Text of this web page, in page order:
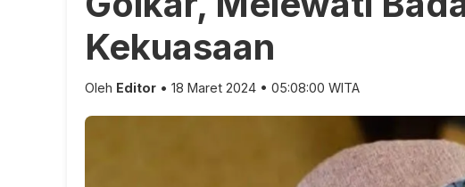
Kekuasaan
Oleh Editor • 18 Maret 2024 • 05:08:00 WITA